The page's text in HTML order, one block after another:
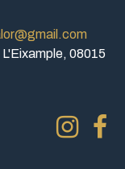
08015